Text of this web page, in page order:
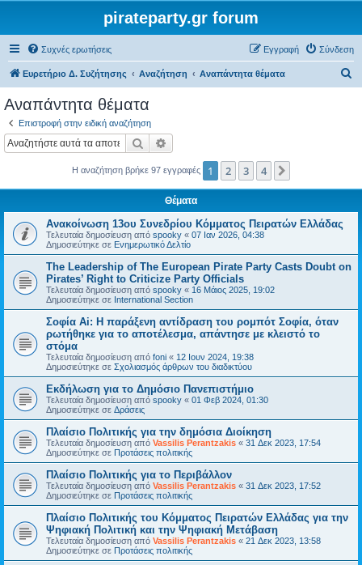
pirateparty.gr forum
Συχνές ερωτήσεις Σύνδεση
Εγγραφή
Ευρετήριο Δ. Συζήτησης Αναζήτηση Αναπάντητα θέματα
η
Αναπάντητα θέματα
Επιστροφή στην ειδική αναζήτηση
Αναζήτηση
Η αναζήτηση βρήκε 97 εγγραφές 1 2 3 4
Θέματα
Ανακοίνωση 13ου Συνεδρίου Κόμματος Πειρατών Ελλάδας
Τελευταία δημοσίευση από spooky « 07 Ιαν 2026, 04:38
Δημοσιεύτηκε σε Ενημερωτικό Δελτίο
The Leadership of The European Pirate Party Casts Doubt on
Pirates’ Right to Criticize Party Officials
Τελευταία δημοσίευση από spooky « 16 Μάιος 2025, 19:02
Δημοσιεύτηκε σε International Section
Σοφία Ai: Η παράξενη αντίδραση του ρομπότ Σοφία, όταν
ρωτήθηκε για το αποτέλεσμα, απάντησε με κλειστό το
στόμα
Τελευταία δημοσίευση από foni « 12 Ιουν 2024, 19:38
Δημοσιεύτηκε σε Σχολιασμός άρθρων του διαδικτύου
Εκδήλωση για το Δημόσιο Πανεπιστήμιο
Τελευταία δημοσίευση από spooky « 01 Φεβ 2024, 01:30
Δημοσιεύτηκε σε Δράσεις
Πλαίσιο Πολιτικής για την δημόσια Διοίκηση
Τελευταία δημοσίευση από Vassilis Perantzakis « 31 Δεκ 2023, 17:54
Δημοσιεύτηκε σε Προτάσεις πολιτικής
Πλαίσιο Πολιτικής για το Περιβάλλον
Τελευταία δημοσίευση από Vassilis Perantzakis « 31 Δεκ 2023, 17:52
Δημοσιεύτηκε σε Προτάσεις πολιτικής
Πλαίσιο Πολιτικής του Κόμματος Πειρατών Ελλάδας για την
Ψηφιακή Πολιτική και την Ψηφιακή Μετάβαση
Τελευταία δημοσίευση από Vassilis Perantzakis « 21 Δεκ 2023, 13:58
Δημοσιεύτηκε σε Προτάσεις πολιτικής